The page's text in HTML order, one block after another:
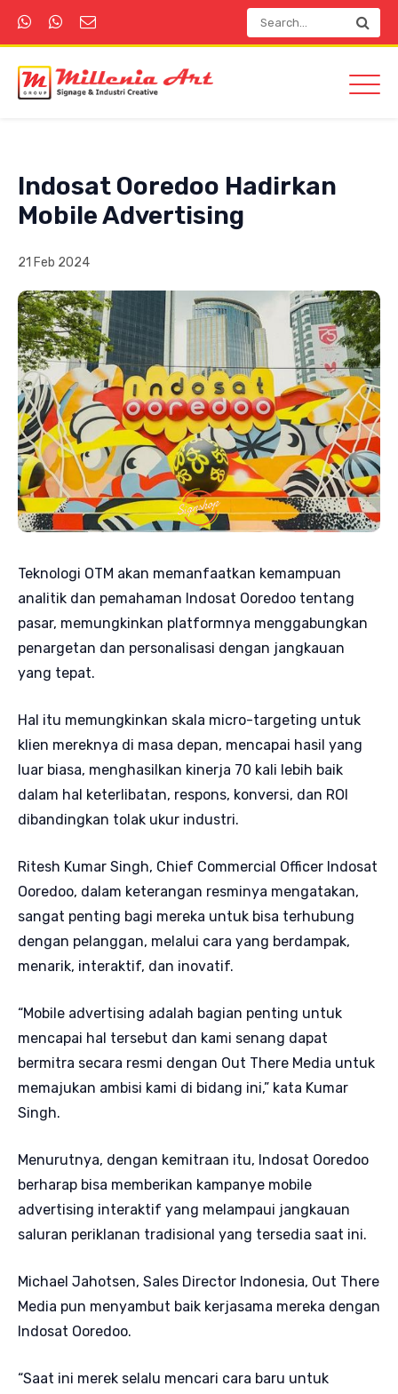
Indosat Ooredoo Hadirkan
Mobile Advertising
21 Feb 2024
Teknologi OTM akan memanfaatkan kemampuan
analitik dan pemahaman Indosat Ooredoo tentang
pasar, memungkinkan platformnya menggabungkan
penargetan dan personalisasi dengan jangkauan
yang tepat.
Hal itu memungkinkan skala micro-targeting untuk
klien mereknya di masa depan, mencapai hasil yang
luar biasa, menghasilkan kinerja 70 kali lebih baik
dalam hal keterlibatan, respons, konversi, dan ROI
dibandingkan tolak ukur industri.
Ritesh Kumar Singh, Chief Commercial Officer Indosat
Ooredoo, dalam keterangan resminya mengatakan,
sangat penting bagi mereka untuk bisa terhubung
dengan pelanggan, melalui cara yang berdampak,
menarik, interaktif, dan inovatif.
“Mobile advertising adalah bagian penting untuk
mencapai hal tersebut dan kami senang dapat
bermitra secara resmi dengan Out There Media untuk
memajukan ambisi kami di bidang ini,” kata Kumar
Singh.
Menurutnya, dengan kemitraan itu, Indosat Ooredoo
berharap bisa memberikan kampanye mobile
advertising interaktif yang melampaui jangkauan
saluran periklanan tradisional yang tersedia saat ini.
Michael Jahotsen, Sales Director Indonesia, Out There
Media pun menyambut baik kerjasama mereka dengan
Indosat Ooredoo.
“Saat ini merek selalu mencari cara baru untuk